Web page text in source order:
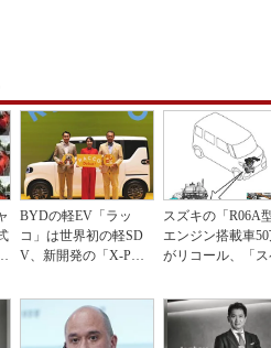
BYDの軽EV「ラッ
コ」は世界初の軽SD
V、新開発の「X-PAC
スズキの「R06A型
エンジン搭載車
がリコール、「ス